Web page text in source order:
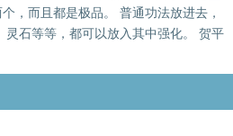
，而且都是极品。 普通功法放进去，
灵石等等，都可以放入其中强化。 贺平